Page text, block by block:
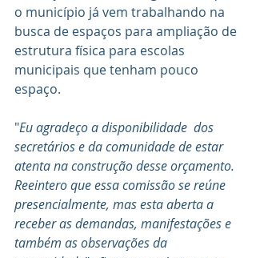
o município já vem trabalhando na
busca de espaços para ampliação de
estrutura física para escolas
municipais que tenham pouco
espaço.
"Eu agradeço a disponibilidade  dos
secretários e da comunidade de estar
atenta na construção desse orçamento.
Reeintero que essa comissão se reúne
presencialmente, mas esta aberta a
receber as demandas, manifestações e
também as observações da